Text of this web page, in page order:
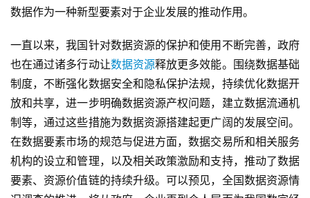
数据作为一种新型要素对于企业发展的推动作用。
一直以来，我国针对数据资源的保护和使用不断完善，政府
也在通过诸多行动让数据资源释放更多效能。围绕数据基础
制度，不断强化数据安全和隐私保护法规，持续优化数据开
放和共享，进一步明确数据资源产权问题，建立数据流通机
制等，通过这些措施为数据资源搭建起更广阔的发展空间。
在数据要素市场的规范与促进方面，数据交易所和相关服务
机构的设立和管理，以及相关政策激励和支持，推动了数据
要素、资源价值链的持续升级。可以预见，全国数据资源情